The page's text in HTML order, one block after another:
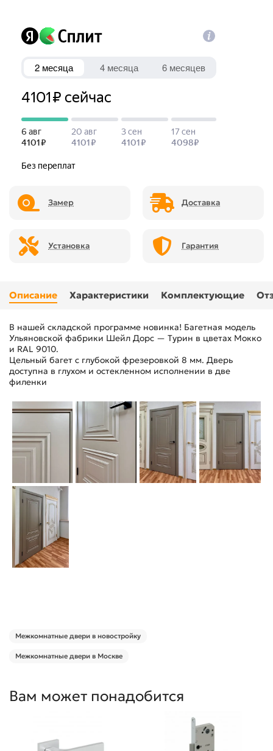
Замер Доставка
Установка Гарантия
Описание Характеристики Комплектующие
В нашей складской программе новинка! Багетная модель
Ульяновской фабрики Шейл Дорс — Турин в цветах Мокко
и RAL 9010.
Цельный багет с глубокой фрезеровкой 8 мм. Дверь
доступна в глухом и остекленном исполнении в две
филенки
Межкомнатные двери в новостройку
Межкомнатные двери в Москве
Вам может понадобится